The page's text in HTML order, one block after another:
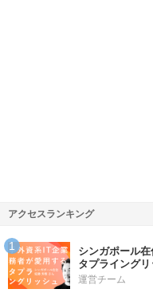
アクセスランキング
シンガポール
タプライングリ
運営チーム